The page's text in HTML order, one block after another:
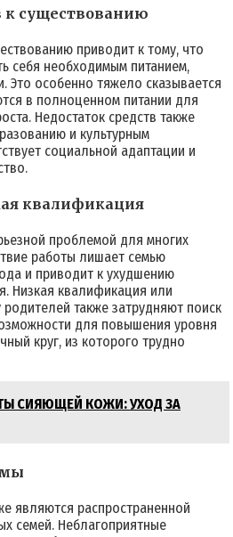
к существованию
приводит к тому, что
себя необходимым питанием,
Это особенно тяжело сказывается
в полноценном питании для
Недостаток средств также
и культурным
социальной адаптации и
квалификация
проблемой для многих
работы лишает семью
и приводит к ухудшению
Низкая квалификация или
родителей также затрудняют поиск
для повышения уровня
круг, из которого трудно
СИЯЮЩЕЙ КОЖИ: УХОД ЗА
являются распространенной
семей. Неблагоприятные